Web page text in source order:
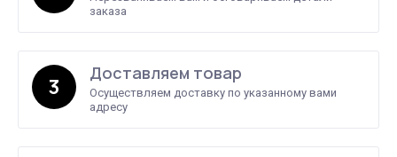
заказа
3
Доставляем товар
Осуществляем доставку по указанному вами
адресу